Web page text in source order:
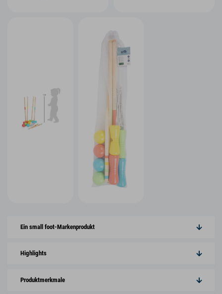
Ein small foot-Markenprodukt
Highlights
Produktmerkmale